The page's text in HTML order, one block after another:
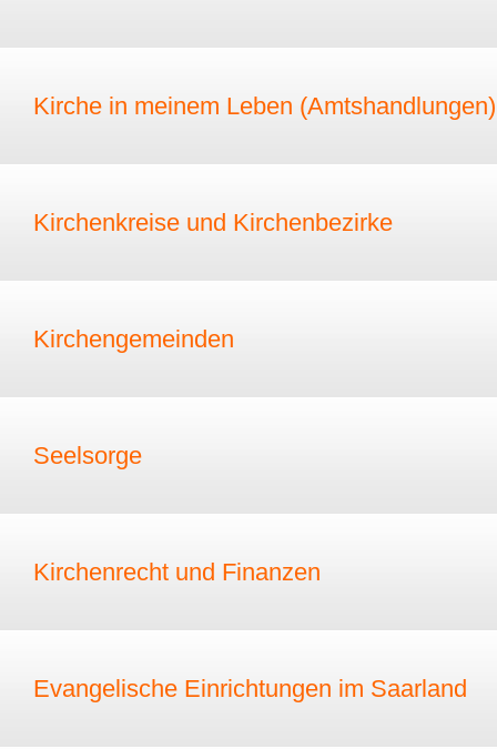
Kirche in meinem Leben (Amtshandlungen)
Kirchenkreise und Kirchenbezirke
Kirchengemeinden
Seelsorge
Kirchenrecht und Finanzen
Evangelische Einrichtungen im Saarland